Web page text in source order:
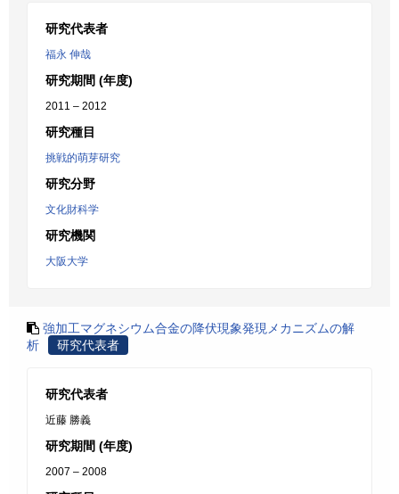
研究代表者
福永 伸哉
研究期間 (年度)
2011 – 2012
研究種目
挑戦的萌芽研究
研究分野
文化財科学
研究機関
大阪大学
強加工マグネシウム合金の降伏現象発現メカニズムの解
析
研究代表者
研究代表者
近藤 勝義
研究期間 (年度)
2007 – 2008